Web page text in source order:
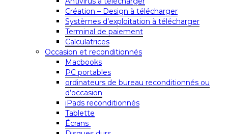
Création – Design à télécharger
Systèmes d’exploitation à télécharger
Terminal de paiement
Calculatrices
Occasion et reconditionnés
Macbooks
PC portables
ordinateurs de bureau reconditionnés ou
d’occasion
iPads reconditionnés
Tablette
Écrans